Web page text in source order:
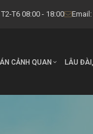
T6 08:00 - 18:00 Email:
CẢNH QUAN LÂU